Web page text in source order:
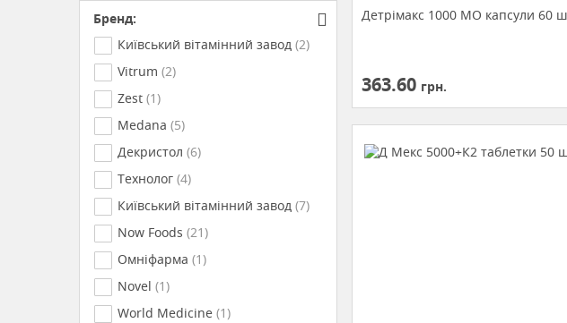
Бренд:
Київський вітамінний завод (2)
Vitrum (2)
Zest (1)
Medana (5)
Декристол (6)
Технолог (4)
Київський вітамінний завод (7)
Now Foods (21)
Омніфарма (1)
Novel (1)
World Medicine (1)
Детрімакс 1000 МО капсули 60
363.60 грн.